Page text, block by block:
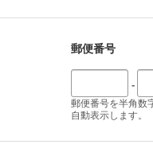
郵便番号
-
郵便番号を半角数
自動表示します。